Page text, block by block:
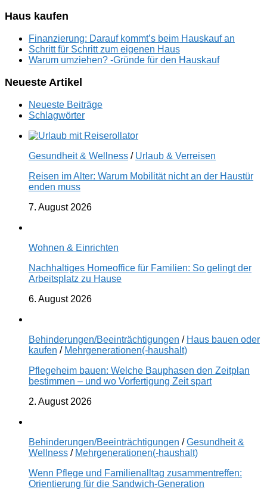
Haus kaufen
Finanzierung: Darauf kommt’s beim Hauskauf an
Schritt für Schritt zum eigenen Haus
Warum umziehen? -Gründe für den Hauskauf
Neueste Artikel
Neueste Beiträge
Schlagwörter
Gesundheit & Wellness / Urlaub & Verreisen
Reisen im Alter: Warum Mobilität nicht an der Haustür
enden muss
7. August 2026
Wohnen & Einrichten
Nachhaltiges Homeoffice für Familien: So gelingt der
Arbeitsplatz zu Hause
6. August 2026
Behinderungen/Beeinträchtigungen / Haus bauen oder
kaufen / Mehrgenerationen(-haushalt)
Pflegeheim bauen: Welche Bauphasen den Zeitplan
bestimmen – und wo Vorfertigung Zeit spart
2. August 2026
Behinderungen/Beeinträchtigungen /Gesundheit &
Wellness / Mehrgenerationen(-haushalt)
Wenn Pflege und Familienalltag zusammentreffen:
Orientierung für die Sandwich-Generation